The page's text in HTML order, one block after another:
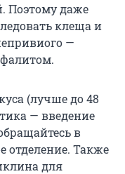
Поэтому даже
клеща и
—
(лучше до 48
— введение
в
отделение. Также
для